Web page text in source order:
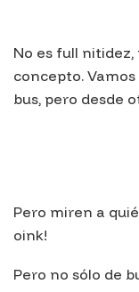
No es full
concepto.
bus, pero desde
Pero miren a
oink!
Pero no sólo de